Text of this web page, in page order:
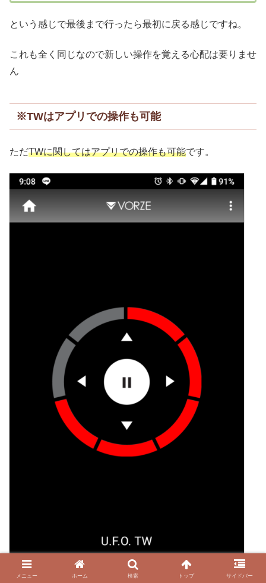
という感じで最後まで行ったら最初に戻る感じですね。
これも全く同じなので新しい操作を覚える心配は要りませ
ん
※TWはアプリでの操作も可能
ただTWに関してはアプリでの操作も可能です。
メニュー ホーム 検索 トップ サイドバー